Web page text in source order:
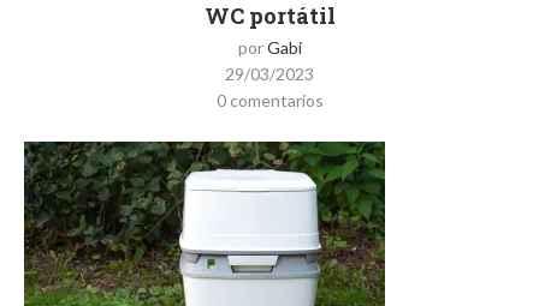
WC portátil
porGabi
29/03/2023
0 comentarios